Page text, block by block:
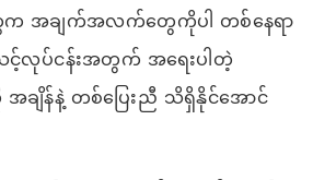
က အချက်အလက်တွေကိုပါ တစ်နေရာ
င့်လုပ်ငန်းအတွက် အရေးပါတဲ့
ျိန်နဲ့ တစ်ပြေးညီ သိရှိနိုင်အောင်